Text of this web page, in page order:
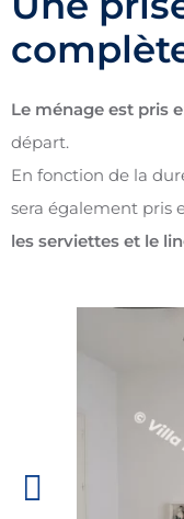
Le ménage est pris
départ.
En fonction de la
sera également pris
les serviettes et le